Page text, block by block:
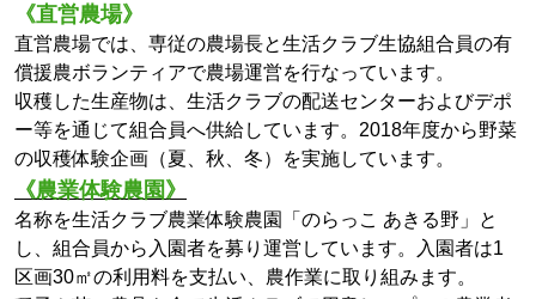
《直営農場》
直営農場では、専従の農場長と生活クラブ生協組合員の有
償援農ボランティアで農場運営を行なっています。
収穫した生産物は、生活クラブの配送センターおよびデポ
ー等を通じて組合員へ供給しています。2018年度から野菜
の収穫体験企画（夏、秋、冬）を実施しています。
《農業体験農園》
名称を生活クラブ農業体験農園「のらっこ あきる野」と
し、組合員から入園者を募り運営しています。入園者は1
区画30㎡の利用料を支払い、農作業に取り組みます。